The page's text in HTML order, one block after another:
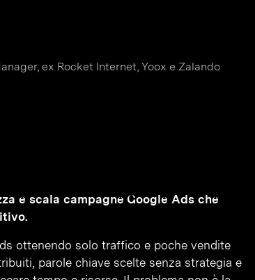
ex Rocket Internet, Yoox e Zalando
e scala campagne Google Ads che
ottenendo solo traffico e poche vendite
parole chiave scelte senza strategia e